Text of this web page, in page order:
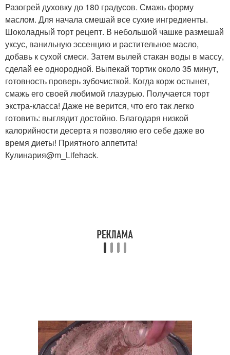
Разогрей духовку до 180 градусов. Смажь форму
маслом. Для начала смешай все сухие ингредиенты.
Шоколадный торт рецепт. В небольшой чашке размешай
уксус, ванильную эссенцию и растительное масло,
добавь к сухой смеси. Затем вылей стакан воды в массу,
сделай ее однородной. Выпекай тортик около 35 минут,
готовность проверь зубочисткой. Когда корж остынет,
смажь его своей любимой глазурью. Получается торт
экстра-класса! Даже не верится, что его так легко
готовить: выглядит достойно. Благодаря низкой
калорийности десерта я позволяю его себе даже во
время диеты! Приятного аппетита!
Кулинария@m_Lifehack.